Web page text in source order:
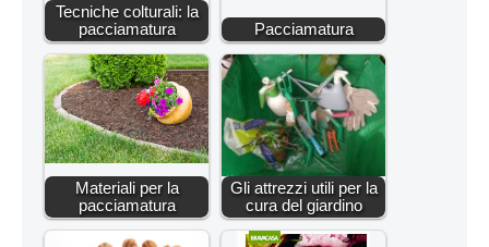
Tecniche colturali: la
pacciamatura
Pacciamatura
Materiali per la
pacciamatura
Gli attrezzi utili per la
cura del giardino